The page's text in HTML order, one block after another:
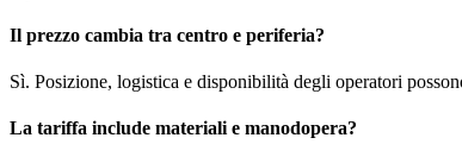
Il prezzo cambia tra centro e periferia?
Sì. Posizione, logistica e disponibilità degli operatori
La tariffa include materiali e manodopera?